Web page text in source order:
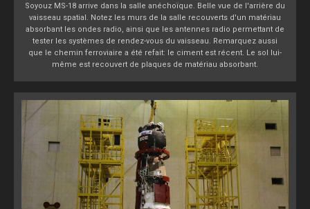
Soyouz MS-18 arrive dans la salle anéchoïque. Belle vue de l'arrière du
vaisseau spatial. Notez les murs de la salle recouverts d'un matériau
absorbant les ondes radio, ainsi que les antennes radio permettant de
tester les systèmes de rendez-vous du vaisseau. Remarquez aussi
que le chemin ferroviaire a été refait: le ciment est récent. Le sol lui-
même est recouvert de plaques de matériau absorbant.